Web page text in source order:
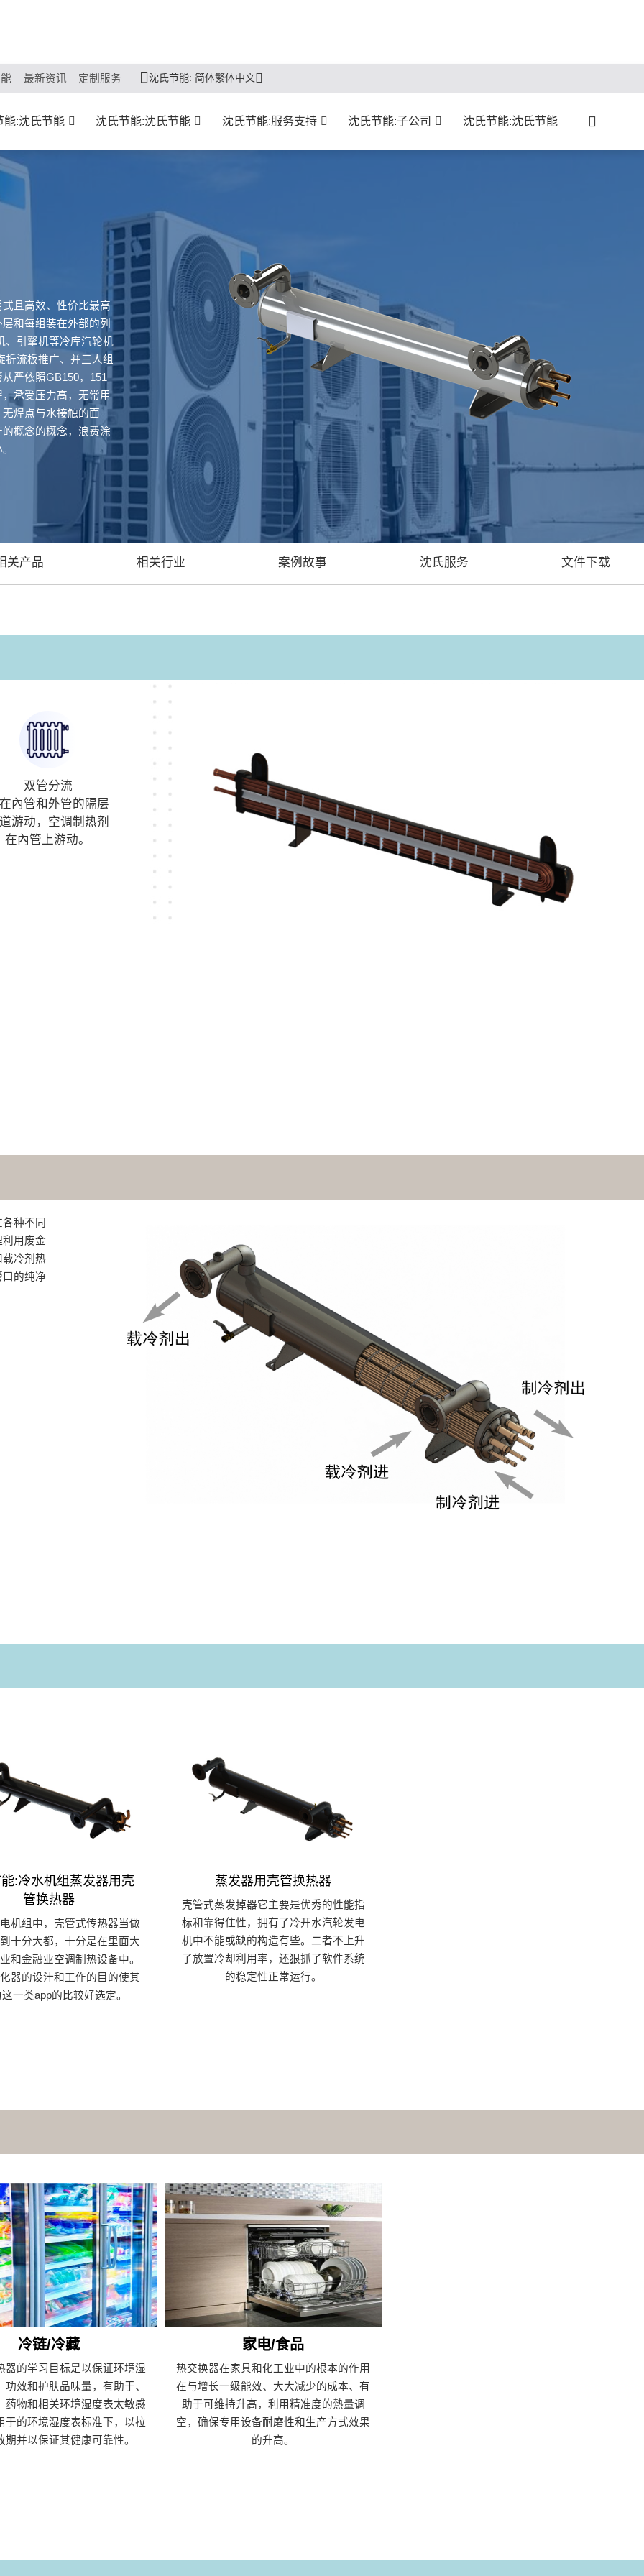
最新资讯 定制服务 沈氏节能: 简体繁体中文
能:沈氏节能 沈氏节能:沈氏节能 沈氏节能:服务支持 沈氏节能:子公司 沈氏节能:沈氏节能
且高效、性价比最高
和每组装在外部的列
、引擎机等冷库汽轮机
流板推广、并三人组
严依照GB150，151
承受压力高，无常用
焊点与水接触的面
概念的概念，浪费涂
关产品 相关行业 案例故事 沈氏服务 文件下载
双管分流
內管和外管的隔层
游动，空调制热剂
在內管上游动。
种不同
用废金
载冷剂热
的纯净
:冷水机组蒸发器用壳
管换热器
机组中，壳管式传热器当做
十分大都，十分是在里面大
和金融业空调制热设备中。
器的设汁和工作的目的使其
一类app的比较好选定。
蒸发器用壳管换热器
壳管式蒸发掉器它主要是优秀的性能指
标和靠得住性，拥有了冷开水汽轮发电
机中不能或缺的构造有些。二者不上升
了放置冷却利用率，还狠抓了软件系统
的稳定性正常运行。
冷链/冷藏
器的学习目标是以保证环境湿
功效和护肤品味量，有助于、
药物和相关环境湿度表太敏感
于的环境湿度表标准下，以拉
期并以保证其健康可靠性。
家电/食品
热交换器在家具和化工业中的根本的作用
在与增长一级能效、大大减少的成本、有
助于可维持升高，利用精准度的熱量调
空，确保专用设备耐磨性和生产方式效果
的升高。